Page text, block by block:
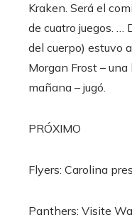
Kraken. Será el
de cuatro juegos. …
del cuerpo) estuvo
Morgan Frost –
mañana – jugó.
PRÓXIMO
Flyers: Carolina
Panthers: Visite